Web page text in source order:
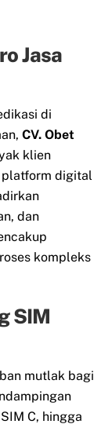
Jasa
di
CV. Obet
klien
platform digital
dan
kompleks
SIM
mutlak bagi
C, hingga